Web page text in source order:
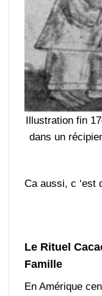
Illustration fin
dans un
Ca aussi, c ‘est
Le Rituel
Famille
En Amérique